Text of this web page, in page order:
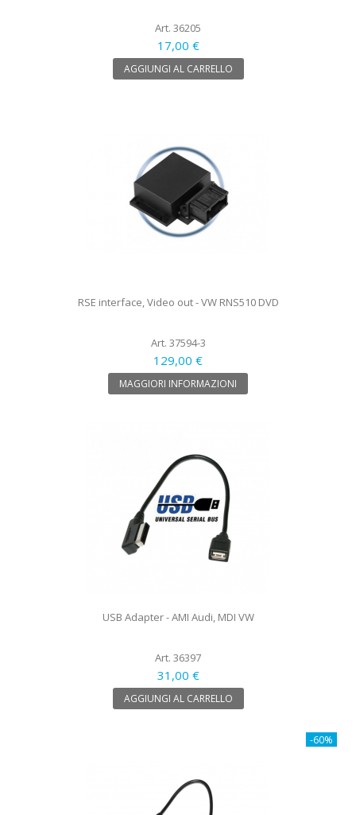
Art. 36205
17,00 €
AGGIUNGI AL CARRELLO
RSE interface, Video out - VW RNS510 DVD
Art. 37594-3
129,00 €
MAGGIORI INFORMAZIONI
USB Adapter - AMI Audi, MDI VW
Art. 36397
31,00 €
AGGIUNGI AL CARRELLO
-60%